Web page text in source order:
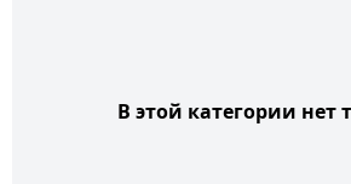
В этой категории нет